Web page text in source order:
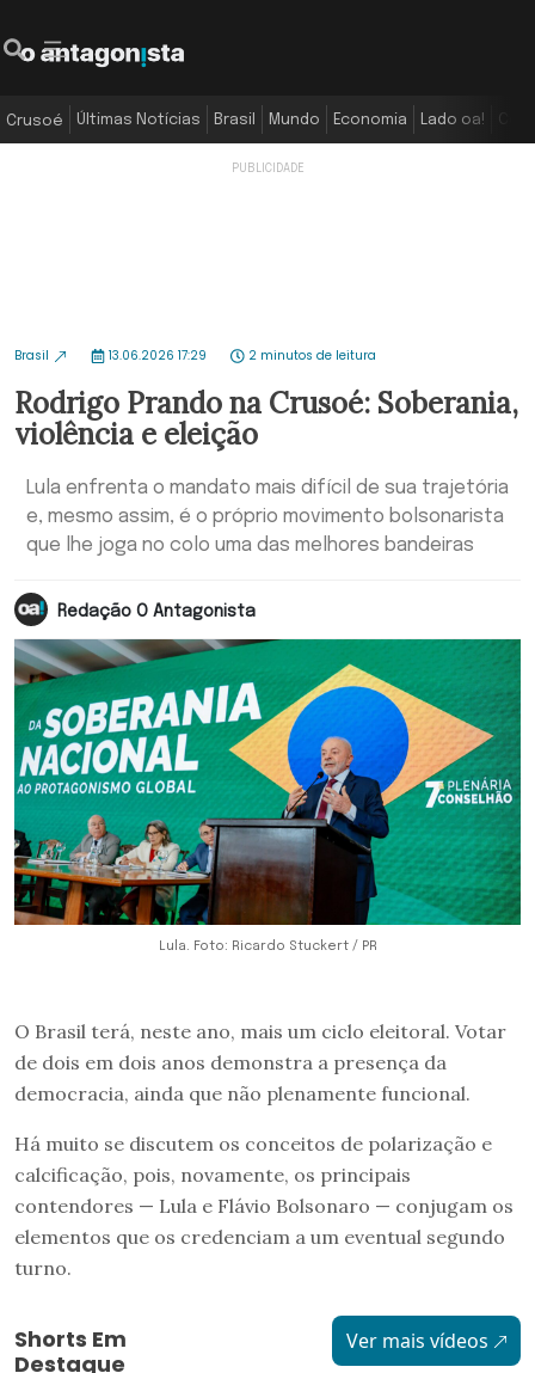
Crusoé Últimas Notícias Brasil Mundo Economia Lado oa!
Brasil 13.06.2026 17:29 2 minutos de leitura
Rodrigo Prando na Crusoé: Soberania,
violência e eleição
Lula enfrenta o mandato mais difícil de sua trajetória
e, mesmo assim, é o próprio movimento bolsonarista
que lhe joga no colo uma das melhores bandeiras
Redação O Antagonista
Lula. Foto: Ricardo Stuckert / PR
O Brasil terá, neste ano, mais um ciclo eleitoral. Votar
de dois em dois anos demonstra a presença da
democracia, ainda que não plenamente funcional.
Há muito se discutem os conceitos de polarização e
calcificação, pois, novamente, os principais
contendores — Lula e Flávio Bolsonaro — conjugam os
elementos que os credenciam a um eventual segundo
turno.
Shorts Em
Destaque
Ver mais vídeos